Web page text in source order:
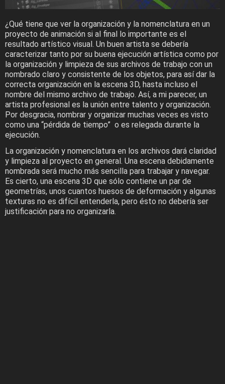
¿Qué tiene que ver la organización y la nomenclatura en un
proyecto de animación si al final lo importante es el
resultado artístico visual. Un buen artista se debería
caracterizar tanto por su buena ejecución artística como por
la organización y limpieza de sus archivos de trabajo con un
nombrado claro y consistente de los objetos, para así dar la
correcta organización en la escena 3D, hasta incluso el
nombre del mismo archivo de trabajo. Así, a mi parecer, un
artista profesional es la unión entre talento y organización.
Por desgracia, nombrar y organizar muchas veces es visto
como una “pérdida de tiempo” o es relegada durante la
ejecución.
La organización y nomenclatura en los archivos dará claridad
y limpieza al proyecto en general. Una escena debidamente
nombrada será mucho más sencilla para trabajar y navegar.
Es cierto, una escena 3D que sólo contiene un par de
geometrías, unos cuantos huesos de deformación y algunas
texturas no es difícil entenderla, pero ésto no debería ser
justificación para no organizarla.